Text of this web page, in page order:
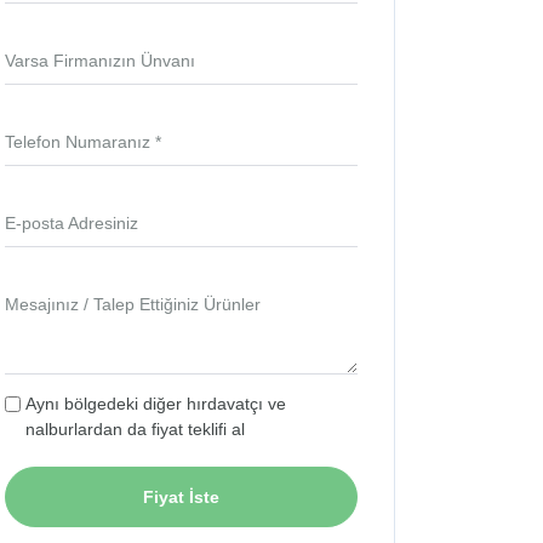
Varsa Firmanızın Ünvanı
Telefon Numaranız *
E-posta Adresiniz
Mesajınız / Talep Ettiğiniz Ürünler
Aynı bölgedeki diğer hırdavatçı ve
nalburlardan da fiyat teklifi al
Fiyat İste